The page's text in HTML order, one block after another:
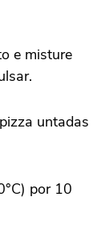
e misture
untadas
por 10